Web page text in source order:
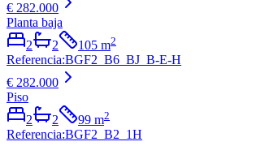
€ 282.000
Planta baja
2
2 105 m2
Referencia:BGF2_B6_BJ_B-E-H
€ 282.000
Piso
2
2 99 m2
Referencia:BGF2_B2_1H